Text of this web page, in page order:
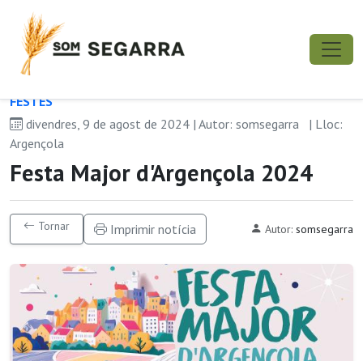
FESTES
divendres, 9 de agost de 2024 | Autor: somsegarra
| Lloc:
Argençola
Festa Major d'Argençola 2024
Tornar Imprimir notícia Autor: somsegarra